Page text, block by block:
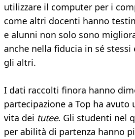
utilizzare il computer per i
come altri docenti hanno
e alunni non solo sono
anche nella fiducia in sé stessi
gli altri.
I dati raccolti finora hanno
partecipazione a Top ha
vita dei tutee. Gli studenti nel
per abilità di partenza hanno